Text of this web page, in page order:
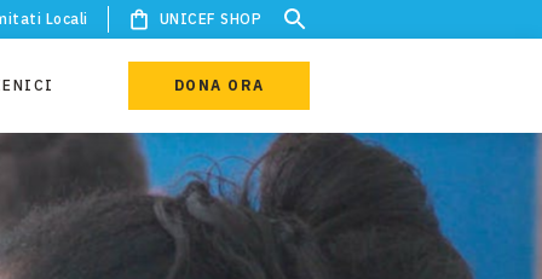
Locali UNICEF SHOP
DONA ORA